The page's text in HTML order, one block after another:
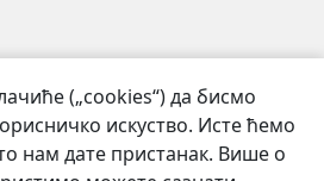
(„cookies“) да бисмо
искуство. Исте ћемо
нам дате пристанак. Више о